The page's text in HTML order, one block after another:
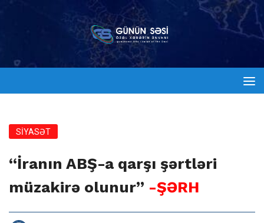
SİYASƏT
“İranın ABŞ-a qarşı şərtləri
müzakirə olunur” -ŞƏRH